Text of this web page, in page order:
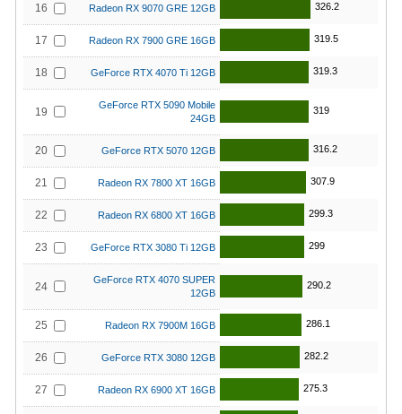
16 Radeon RX 9070 GRE 12GB 326.2
17 Radeon RX 7900 GRE 16GB 319.5
18 GeForce RTX 4070 Ti 12GB 319.3
19
GeForce RTX 5090 Mobile
24GB
319
20 GeForce RTX 5070 12GB 316.2
21 Radeon RX 7800 XT 16GB 307.9
22 Radeon RX 6800 XT 16GB 299.3
23 GeForce RTX 3080 Ti 12GB 299
24
GeForce RTX 4070 SUPER
12GB
290.2
25 Radeon RX 7900M 16GB 286.1
26 GeForce RTX 3080 12GB 282.2
27 Radeon RX 6900 XT 16GB 275.3